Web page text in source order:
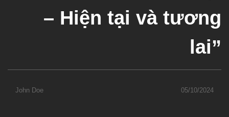
– Hiện tại và tương
lai”
John Doe 05/10/2024